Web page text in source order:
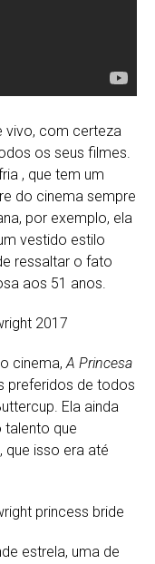
vivo, com certeza
os seus filmes.
, que tem um
do cinema sempre
por exemplo, ela
vestido estilo
ressaltar o fato
aos 51 anos.
cinema,A Princesa
preferidos de todos
Ela ainda
que
que isso era até
estrela, uma de